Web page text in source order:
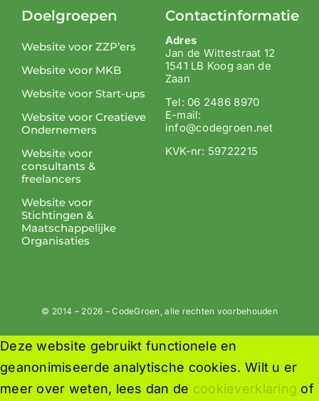
Doelgroepen
Website voor ZZP’ers
Website voor MKB
Website voor Start-ups
Website voor Creatieve
Ondernemers
Website voor
consultants &
freelancers
Website voor
Stichtingen &
Maatschappelijke
Organisaties
Contactinformatie
Adres
Jan de Wittestraat 12
1541 LB Koog aan de
Zaan
Tel: 06 2486 8970
E-mail:
info@codegroen.net
KVK-nr: 59722215
© 2014 – 2026 – CodeGroen, alle rechten voorbehouden
Deze website gebruikt functionele en
geanonimiseerde analytische cookies. Wilt u er
meer over weten, lees dan de cookieverklaring of